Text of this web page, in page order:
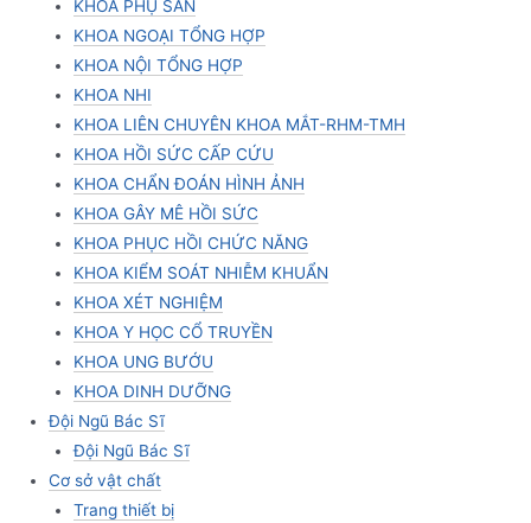
KHOA PHỤ SẢN
KHOA NGOẠI TỔNG HỢP
KHOA NỘI TỔNG HỢP
KHOA NHI
KHOA LIÊN CHUYÊN KHOA MẮT-RHM-TMH
KHOA HỒI SỨC CẤP CỨU
KHOA CHẨN ĐOÁN HÌNH ẢNH
KHOA GÂY MÊ HỒI SỨC
KHOA PHỤC HỒI CHỨC NĂNG
KHOA KIỂM SOÁT NHIỄM KHUẨN
KHOA XÉT NGHIỆM
KHOA Y HỌC CỔ TRUYỀN
KHOA UNG BƯỚU
KHOA DINH DƯỠNG
Đội Ngũ Bác Sĩ
Đội Ngũ Bác Sĩ
Cơ sở vật chất
Trang thiết bị